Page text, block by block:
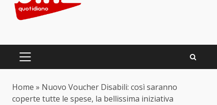
PRIMARY
Home » Nuovo Voucher Disabili: così saranno
coperte tutte le spese, la bellissima iniziativa